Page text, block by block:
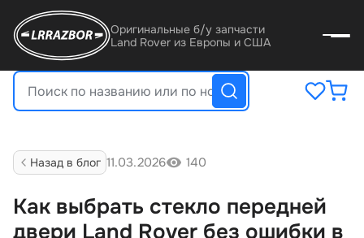
Оригинальные б/у запчасти
Land Rover из Европы и США
Назад в бло 11.03.2026 140
Как выбрать стекло передней
двери Land Rover без ошибки